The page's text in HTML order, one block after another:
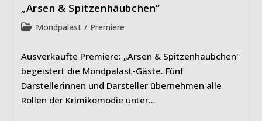
„Arsen & Spitzenhäubchen“
Beitrags-
Mondpalast / Premiere
Ausverkaufte Premiere: „Arsen & Spitzenhäubchen"
begeistert die Mondpalast-Gäste. Fünf
Darstellerinnen und Darsteller übernehmen alle
Rollen der Krimikomödie unter…